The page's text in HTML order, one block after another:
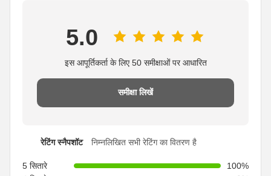
5.0
इस आपूर्तिकर्ता के लिए 50 समीक्षाओं पर आधारित
समीक्षा लिखें
रेटिंग स्नैपशॉट निम्नलिखित सभी रेटिंग का वितरण है
5 सितारे
100%